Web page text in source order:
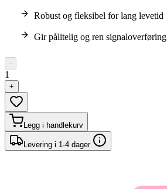
Robust og fleksibel for lang levetid
Gir pålitelig og ren signaloverføring
-
1
+
Legg i handlekurv
Levering i 1-4 dager